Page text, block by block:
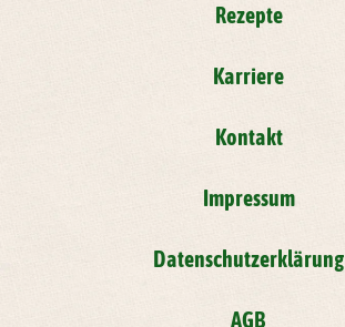
Rezepte
Karriere
Kontakt
Impressum
Datenschutzerklärung
AGB